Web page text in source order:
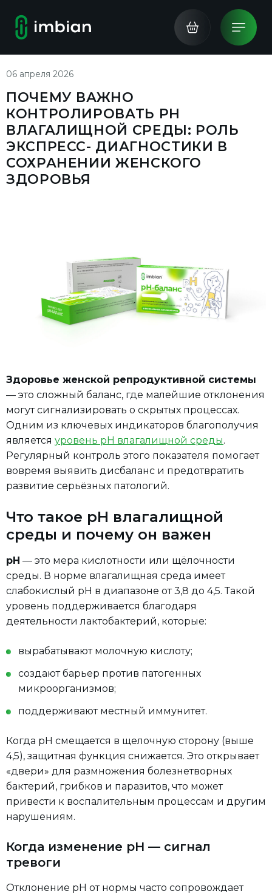
06 апреля 2026
ПОЧЕМУ ВАЖНО
КОНТРОЛИРОВАТЬ PH
ВЛАГАЛИЩНОЙ СРЕДЫ: РОЛЬ
ЭКСПРЕСС- ДИАГНОСТИКИ В
СОХРАНЕНИИ ЖЕНСКОГО
ЗДОРОВЬЯ
Здоровье женской репродуктивной системы
— это сложный баланс, где малейшие отклонения
могут сигнализировать о скрытых процессах.
Одним из ключевых индикаторов благополучия
является уровень pH влагалищной среды.
Регулярный контроль этого показателя помогает
вовремя выявить дисбаланс и предотвратить
развитие серьёзных патологий.
Что такое pH влагалищной
среды и почему он важен
pH — это мера кислотности или щёлочности
среды. В норме влагалищная среда имеет
слабокислый pH в диапазоне от 3,8 до 4,5. Такой
уровень поддерживается благодаря
деятельности лактобактерий, которые:
вырабатывают молочную кислоту;
создают барьер против патогенных
микроорганизмов;
поддерживают местный иммунитет.
Когда pH смещается в щелочную сторону (выше
4,5), защитная функция снижается. Это открывает
«двери» для размножения болезнетворных
бактерий, грибков и паразитов, что может
привести к воспалительным процессам и другим
нарушениям.
Когда изменение pH — сигнал
тревоги
Отклонение pH от нормы часто сопровождает